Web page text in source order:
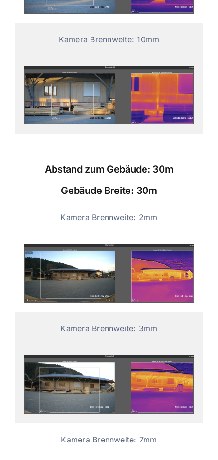
Kamera Brennweite: 10mm
Abstand zum Gebäude: 30m
Gebäude Breite: 30m
Kamera Brennweite: 2mm
Kamera Brennweite: 3mm
Kamera Brennweite: 7mm